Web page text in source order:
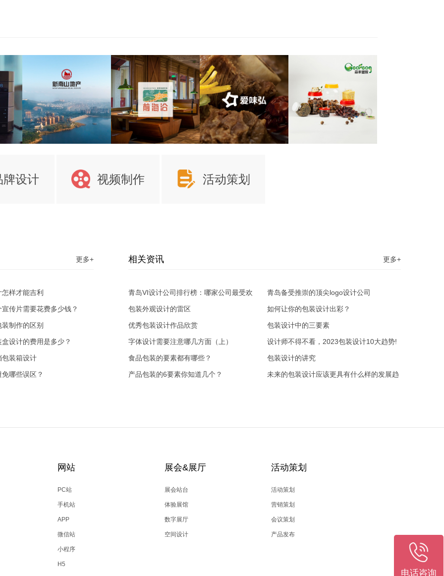
牌设计 视频制作 活动策划
更多+
样才能吉利
传片需要花费多少钱？
制作的区别
设计的费用是多少？
装箱设计
哪些误区？
相关资讯 更多+
青岛VI设计公司排行榜：哪家公司最受欢
迎？
青岛备受推崇的顶尖logo设计公司
包装外观设计的雷区 如何让你的包装设计出彩？
优秀包装设计作品欣赏 包装设计中的三要素
字体设计需要注意哪几方面（上） 设计师不得不看，2023包装设计10大趋势!
(1)
食品包装的要素都有哪些？ 包装设计的讲究
产品包装的6要素你知道几个？ 未来的包装设计应该更具有什么样的发展趋
网站
PC站
手机站
APP
微信站
小程序
H5
展会&展厅
展会站台
体验展馆
数字展厅
空间设计
活动策划
活动策划
营销策划
会议策划
产品发布
电话咨询